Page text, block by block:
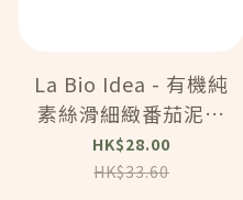
La Bio Idea - 有機純
素絲滑細緻番茄泥醬
(500克) (12624)
HK$28.00
HK$33.60